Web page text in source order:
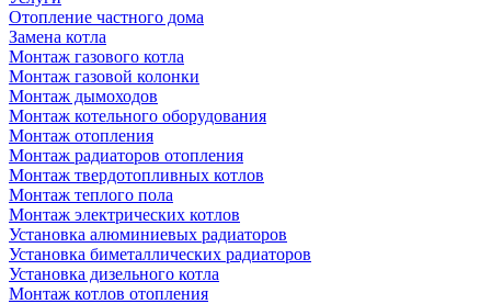
Отопление частного дома
Замена котла
Монтаж газового котла
Монтаж газовой колонки
Монтаж дымоходов
Монтаж котельного оборудования
Монтаж отопления
Монтаж радиаторов отопления
Монтаж твердотопливных котлов
Монтаж теплого пола
Монтаж электрических котлов
Установка алюминиевых радиаторов
Установка биметаллических радиаторов
Установка дизельного котла
Монтаж котлов отопления